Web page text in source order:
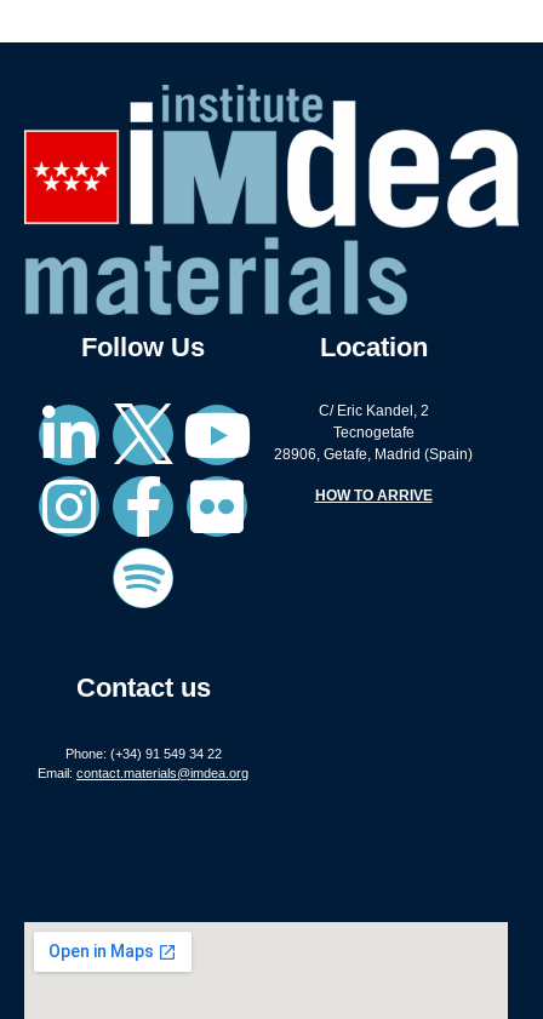
Follow Us
Contact us
Phone: (+34) 91 549 34 22
Email: contact.materials@imdea.org
Location
C/ Eric Kandel, 2
Tecnogetafe
28906, Getafe, Madrid (Spain)
HOW TO ARRIVE